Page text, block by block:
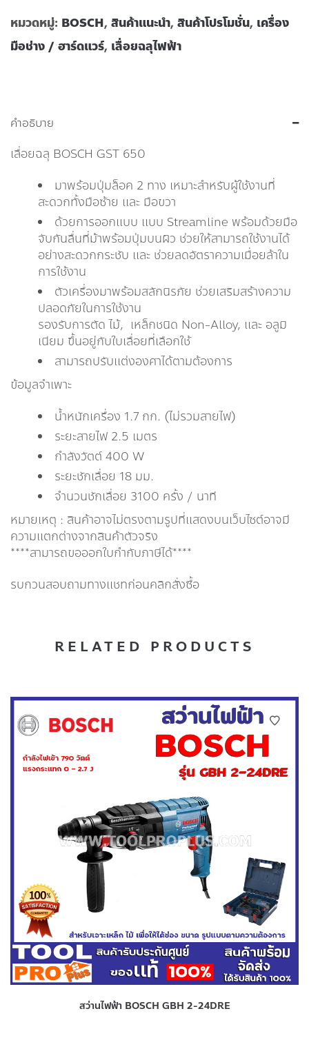
หมวดหมู่: BOSCH, สินค้าแนะนำ, สินค้าโปรโมชั่น, เครื่อง
มือช่าง / ฮาร์ดแวร์, เลื่อยฉลุไฟฟ้า
คำอธิบาย
เลื่อยฉลุ BOSCH GST 650
มาพร้อมปุ่มล็อค 2 ทาง เหมาะสำหรับผู้ใช้งานที่
สะดวกทั้งมือซ้าย และ มือขวา
ด้วยการออกแบบ แบบ Streamline พร้อมด้วยมือ
จับกันลื่นที่ม้าพร้อมปุ่มบนผิว ช่วยให้สามารถใช้งานได้
อย่างสะดวกกระชับ และ ช่วยลดอัตราความเมื่อยล้าใน
การใช้งาน
ตัวเครื่องมาพร้อมสลักนิรภัย ช่วยเสริมสร้างความ
ปลอดภัยในการใช้งาน
รองรับการตัด ไม้, เหล็กชนิด Non-Alloy, และ อลูมิ
เนียม ขึ้นอยู่กับใบเลื่อยที่เลือกใช้
สามารถปรับแต่งองศาได้ตามต้องการ
ข้อมูลจำเพาะ
น้ำหนักเครื่อง 1.7 กก. (ไม่รวมสายไฟ)
ระยะสายไฟ 2.5 เมตร
กำลังวัตต์ 400 W
ระยะชักเลื่อย 18 มม.
จำนวนชักเลื่อย 3100 ครั้ง / นาที
หมายเหตุ : สินค้าอาจไม่ตรงตามรูปที่แสดงบนเว็บไซต์อาจมี
ความแตกต่างจากสินค้าตัวจริง
****สามารถขอออกใบกำกับภาษีได้****
รบกวนสอบถามทางแชทก่อนคลิกสั่งซื้อ
RELATED PRODUCTS
สว่านไฟฟ้า BOSCH GBH 2-24DRE